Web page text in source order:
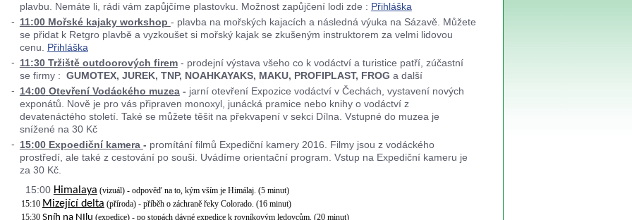
plavbu. Nemáte li, rádi vám zapůjčíme plastovku. Možnost zapůjčení lodi zde : Přihláška
11:00 Mořské kajaky workshop - plavba na mořských kajacích a následná výuka na Sázavě. Můžete
se přidat k Retgro plavbě a vyzkoušet si mořský kajak se zkušeným instruktorem za velmi lidovou
cenu. Přihláška
11:30 Tržiště outdoorových firem- prodejní výstava všeho co k vodáctví a turistice patří, zúčastní
se firmy : GUMOTEX, JUREK, TNP, NOAHKAYAKS, MAKU, PROFIPLAST, FROG a další
14:00 Otevření Vodáckého muzea- jarní otevření Expozice vodáctví v Čechách, vystavení nových
exponátů. Nově je pro vás připraven monoxyl, junácká pramice nebo knihy o vodáctví z
devatenáctého století. Také se můžete těšit na překvapení v sekci Dílna. Vstupné do muzea je
snížené na 30 Kč
15:00 Expoediční kamera - promítání filmů Expediční kamery 2016. Filmy jsou z vodáckého
prostředí, ale také z cestování po souši. Uvádíme orientační program. Vstup na Expediční kameru je
za 30 Kč.
15:00 Himalaya (vizuál) - odpověď na to, kým vším je Himálaj. (5 minut)
15:10 Mizející delta (příroda) - příběh o záchraně řeky Colorado. (16 minut)
15:30 Sníh na NIlu (expedice) - po stopách dávné expedice k rovníkovým ledovcům. (20 minut)